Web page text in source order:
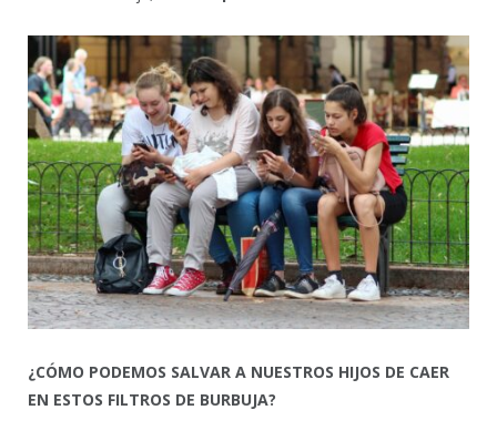
¿CÓMO PODEMOS SALVAR A NUESTROS HIJOS DE CAER
EN ESTOS FILTROS DE BURBUJA?